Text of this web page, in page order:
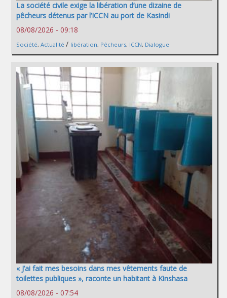
La société civile exige la libération d’une dizaine de
pêcheurs détenus par l’ICCN au port de Kasindi
08/08/2026 - 09:18
Société, Actualité / libération, Pêcheurs, ICCN, Dialogue
« J’ai fait mes besoins dans mes vêtements faute de
toilettes publiques », raconte un habitant à Kinshasa
08/08/2026 - 07:54